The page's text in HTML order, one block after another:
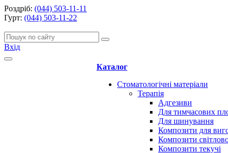
Роздріб: (044) 503-11-11
Гурт: (044) 503-11-22
Вхід
Каталог
Стоматологічні матеріали
Терапія
Адгезиви
Для тимчасових
Для шинування
Композити для
Композити
Композити текучі